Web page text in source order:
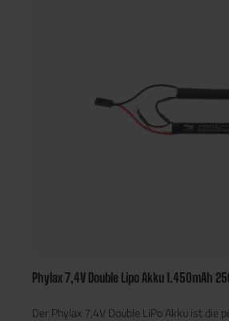
Phylax 7,4V Double Lipo Akku 1.450mAh
Der Phylax 7,4V Double LiPo Akku ist die